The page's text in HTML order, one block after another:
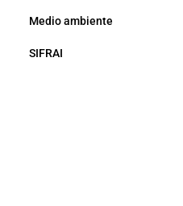
Medio ambiente
SIFRAI